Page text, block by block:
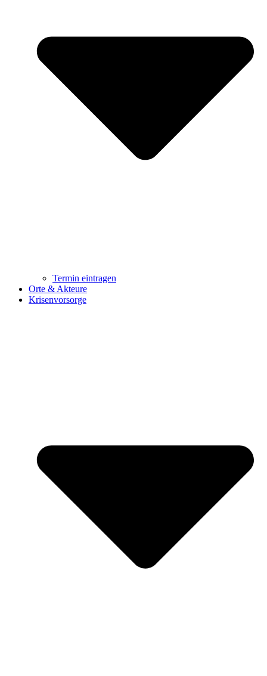
Termin eintragen
Orte & Akteure
Krisenvorsorge